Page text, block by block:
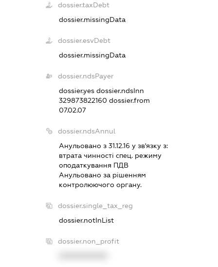
dossier.taxDebt
dossier.missingData
dossier.esvDebt
dossier.missingData
dossier.ndsPayer
dossier.yes dossier.ndsInn
329873822160 dossier.from
07.02.07
dossier.ndsAnnul
Анульовано з 31.12.16 у зв'язку з:
втрата чинностi спец. режиму
оподаткування ПДВ
Анульовано за рiшенням
контролюючого органу.
dossier.single_tax_reg
dossier.notInList
dossier.non_profit